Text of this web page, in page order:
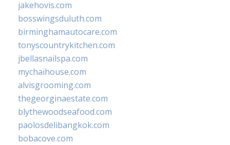
jakehovis.com
bosswingsduluth.com
birminghamautocare.com
tonyscountrykitchen.com
jbellasnailspa.com
mychaihouse.com
alvisgrooming.com
thegeorginaestate.com
blythewoodseafood.com
paolosdelibangkok.com
bobacove.com